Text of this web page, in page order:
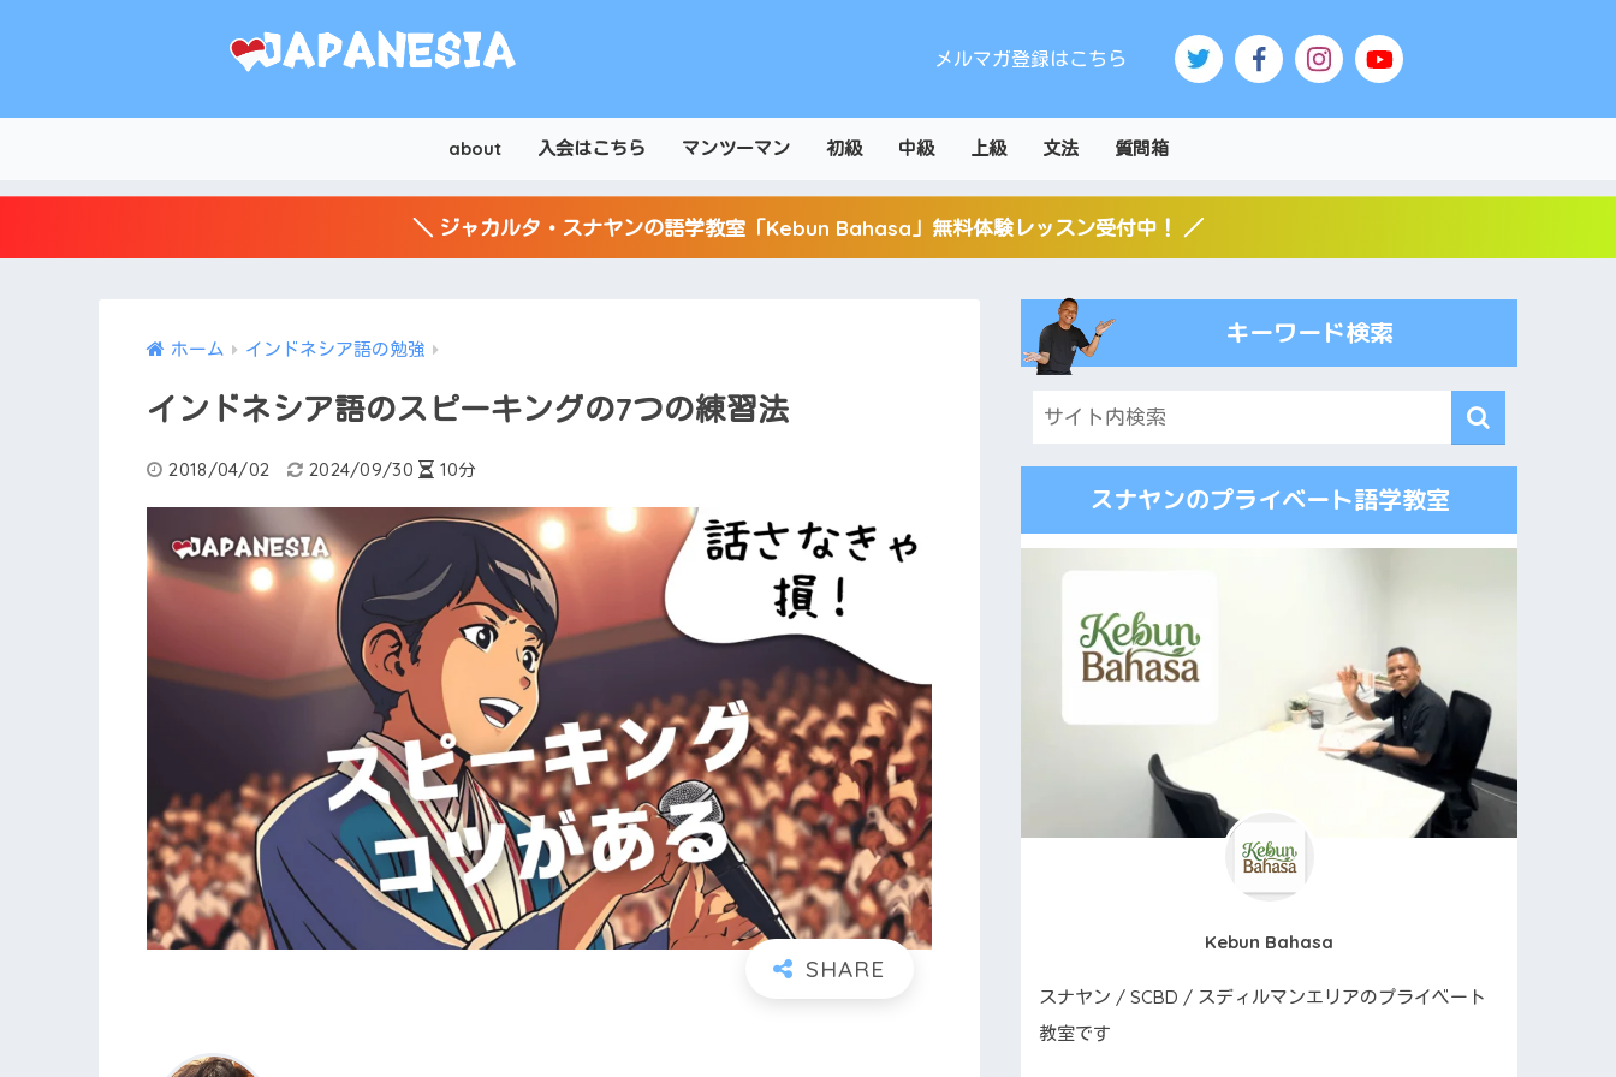
about 入会はこちら マンツーマン 初級 中級 上級 文法 質問箱
メルマガ登録はこちら
＼ ジャカルタ・スナヤンの語学教室「Kebun Bahasa」無料体験レッスン受付中！ ／
ホーム インドネシア語の勉強
インドネシア語のスピーキングの7つの練習法
2018/04/02 2024/09/30 10分
キーワード検索
スナヤンのプライベート語学教室
Kebun Bahasa
スナヤン / SCBD / スディルマンエリアのプライベート
教室です